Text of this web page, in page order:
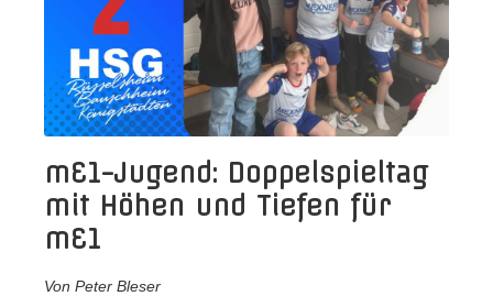
mE1-Jugend: Doppelspieltag
mit Höhen und Tiefen für
mE1
Von Peter Bleser